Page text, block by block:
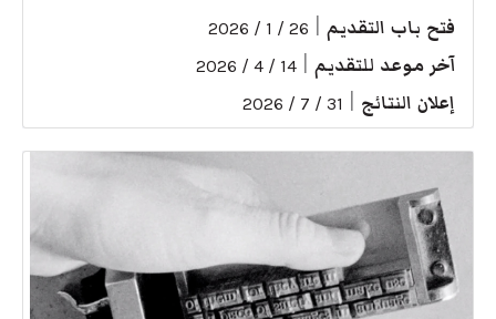
فتح باب التقديم 26 / 1 / 2026
آخر موعد للتقديم 14 / 4 / 2026
إعلان النتائج 31 / 7 / 2026